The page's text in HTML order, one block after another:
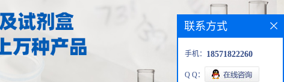
联系方式
手机： 18571822260
Q Q：